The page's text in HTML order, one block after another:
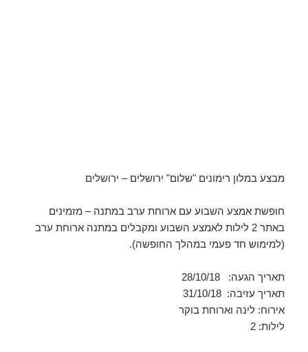
מבצע במלון רימונים "שלום" ירושלים – ירושלים
חופשת אמצע השבוע עם ארוחת ערב במתנה – מזמינים
באתר 2 לילות לאמצע השבוע ומקבלים במתנה ארוחת ערב
(למימוש חד פעמי במהלך החופשה).
תאריך הגעה: 28/10/18
תאריך עזיבה: 31/10/18
אירוח: לינה וארוחת בוקר
לילות: 2